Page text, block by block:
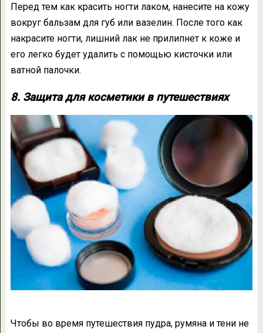
Перед тем как красить ногти лаком, нанесите на кожу
вокруг бальзам для губ или вазелин. После того как
накрасите ногти, лишний лак не прилипнет к коже и
его легко будет удалить с помощью кисточки или
ватной палочки.
8. Защита для косметики в путешествиях
Чтобы во время путешествия пудра, румяна и тени не